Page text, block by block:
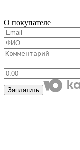
О покупателе
Заплатить